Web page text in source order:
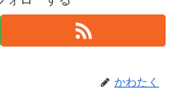
かわたく